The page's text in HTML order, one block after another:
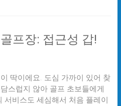
프장: 접근성 갑!
딱이에요. 도심 가까이 있어 찾
스럽지 않아 골프 초보들에게
서비스도 세심해서 처음 플레이